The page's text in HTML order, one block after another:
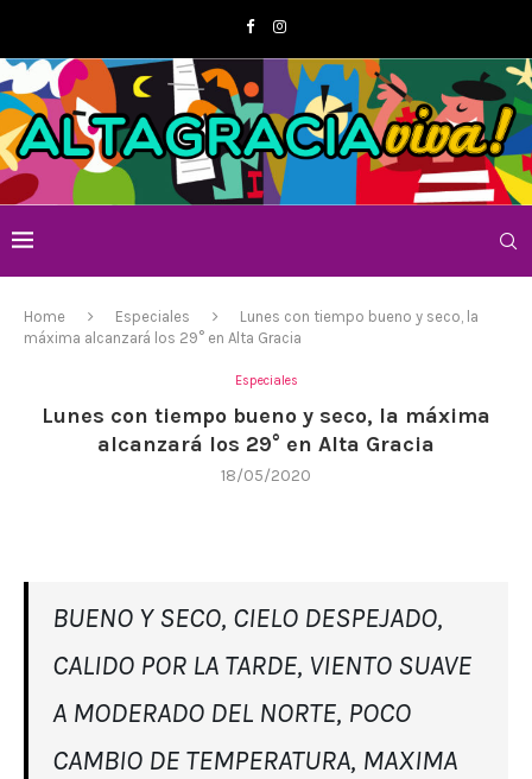
Home Especiales
Lunes con tiempo bueno y seco, la
máxima alcanzará los 29° en Alta Gracia
Especiales
Lunes con tiempo bueno y seco, la máxima
alcanzará los 29° en Alta Gracia
18/05/2020
BUENO Y SECO, CIELO DESPEJADO,
CALIDO POR LA TARDE, VIENTO SUAVE
A MODERADO DEL NORTE, POCO
CAMBIO DE TEMPERATURA, MAXIMA